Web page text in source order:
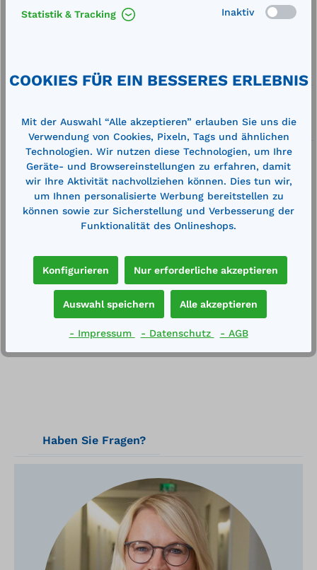
Merken
Service
Zertifizierte Qualität
Beschreibung
1610 mmHochwertige GFK-Schneeschaufel mit
Alu-Kante. hoher starker Seitenra…
Mehr
Technische Daten
Haben Sie Fragen?
Statistik & Tracking Inaktiv
COOKIES FÜR EIN BESSERES ERLEBNIS
Mit der Auswahl “Alle akzeptieren” erlauben Sie uns die
Verwendung von Cookies, Pixeln, Tags und ähnlichen
Technologien. Wir nutzen diese Technologien, um Ihre
Geräte- und Browsereinstellungen zu erfahren, damit
wir Ihre Aktivität nachvollziehen können. Dies tun wir,
um Ihnen personalisierte Werbung bereitstellen zu
können sowie zur Sicherstellung und Verbesserung der
Funktionalität des Onlineshops.
Konfigurieren Nur erforderliche akzeptieren
Auswahl speichern Alle akzeptieren
- Impressum - Datenschutz - AGB